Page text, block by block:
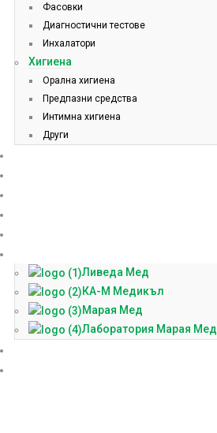
Фасовки
Диагностични тестове
Инхалатори
Хигиена
Орална хигиена
Предпазни средства
Интимна хигиена
Други
Ливеда Мед
КА-М Медикъл
Марая Мед
Лаборатория Марая Мед